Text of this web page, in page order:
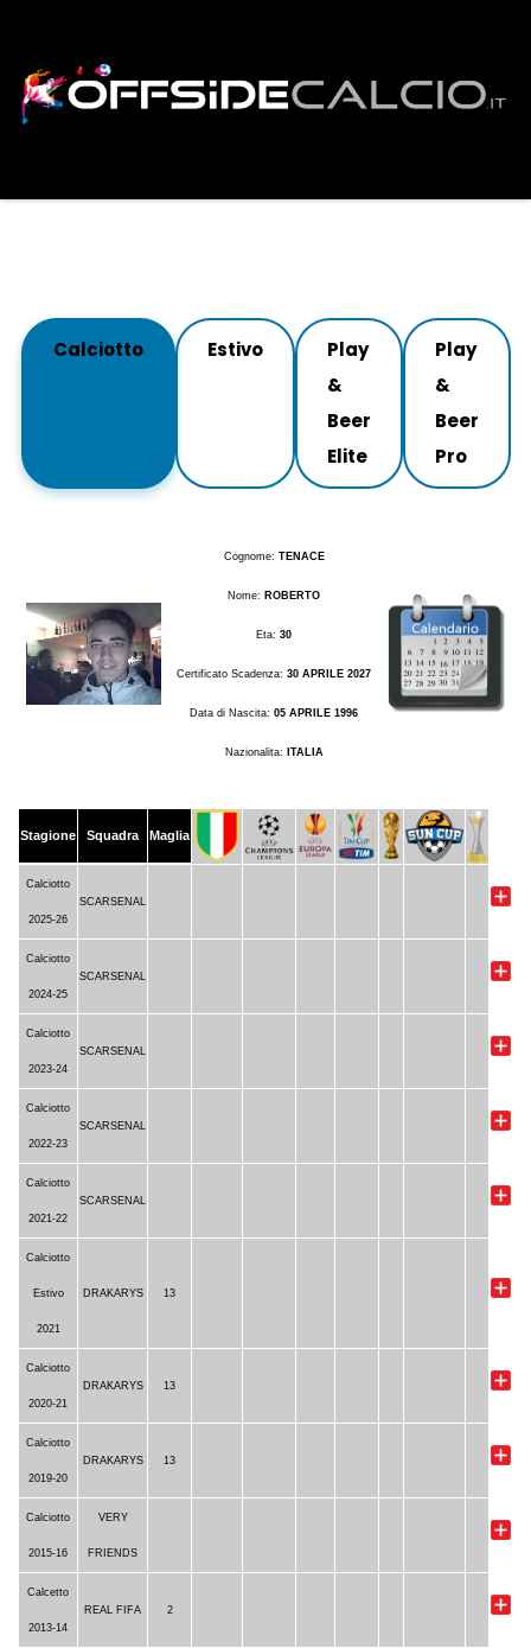
Calciotto Estivo
Play
&
Beer
Elite
Play
&
Beer
Pro
Cognome: TENACE
Nome: ROBERTO
Eta: 30
Certificato Scadenza: 30 APRILE 2027
Data di Nascita: 05 APRILE 1996
Nazionalita: ITALIA
Stagione Squadra Maglia
Calciotto
2025-26
SCARSENAL
Calciotto
2024-25
SCARSENAL
Calciotto
2023-24
SCARSENAL
Calciotto
2022-23
SCARSENAL
Calciotto
2021-22
SCARSENAL
Calciotto
Estivo
2021
DRAKARYS 13
Calciotto
2020-21
DRAKARYS 13
Calciotto
2019-20
DRAKARYS 13
Calciotto
2015-16
VERY
FRIENDS
Calcetto
2013-14
REAL FIFA 2